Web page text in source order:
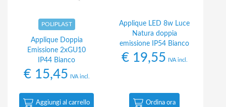
POLIPLAST
Applique Doppia
Emissione 2xGU10
IP44 Bianco
€15,45 IVA incl.
Aggiungi al carrello
Applique LED 8w Luce
Natura doppia
emissione IP54 Bianco
€19,55 IVA incl.
Ordina ora